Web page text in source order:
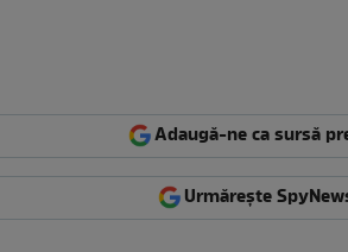
Adaugă-ne ca sursă
Urmărește